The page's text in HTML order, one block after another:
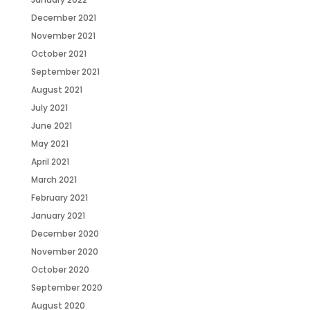
December 2021
November 2021
October 2021
September 2021
August 2021
July 2021
June 2021
May 2021
April 2021
March 2021
February 2021
January 2021
December 2020
November 2020
October 2020
September 2020
August 2020